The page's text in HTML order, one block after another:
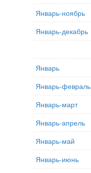
Январь-ноябрь
Январь-декабрь
Январь
Январь-февраль
Январь-март
Январь-апрель
Январь-май
Январь-июнь